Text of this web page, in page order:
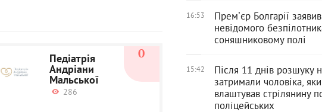
Педіатрія
Андріани
Мальської
286
0
16:53
Премʼєр Болгарії
невідомого
соняшниковому полі
15:42
Після 11 днів розшуку
затримали чоловіка,
влаштував стрілянину
поліцейських